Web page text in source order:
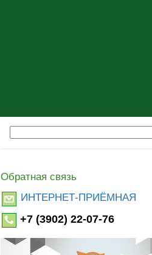
Обратная связь
ИНТЕРНЕТ-ПРИЁМНАЯ
+7 (3902) 22-07-76